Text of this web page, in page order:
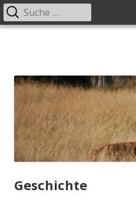
Primäres
Suche
nach:
Geschichte